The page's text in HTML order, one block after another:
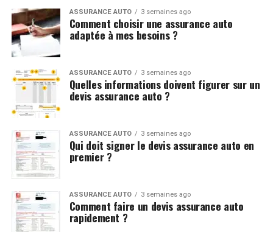
ASSURANCE AUTO 3 semaines ago
Comment choisir une assurance auto
adaptée à mes besoins ?
ASSURANCE AUTO 3 semaines ago
Quelles informations doivent figurer sur un
devis assurance auto ?
ASSURANCE AUTO 3 semaines ago
Qui doit signer le devis assurance auto en
premier ?
ASSURANCE AUTO 3 semaines ago
Comment faire un devis assurance auto
rapidement ?